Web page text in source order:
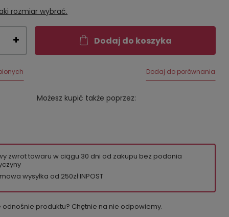
rozmiar wybrać.
Dodaj do koszyka
Dodaj do porównania
Możesz kupić także poprzez:
zwrot towaru w ciągu 30 dni od zakupu bez podania
wysyłka od 250zł INPOST
odnośnie produktu? Chętnie na nie odpowiemy.